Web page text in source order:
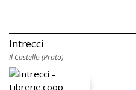
Intrecci
Il Castello (Prato)